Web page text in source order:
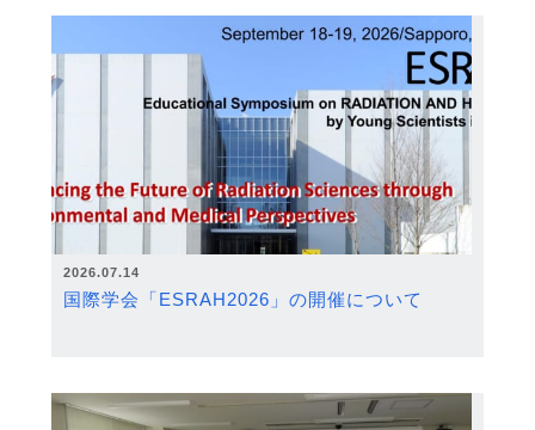
2026.07.14
国際学会「ESRAH2026」の開催について